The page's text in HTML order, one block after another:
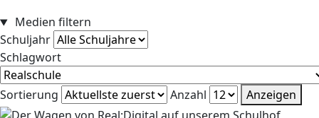
Medien filtern
Schuljahr
Schlagwort
Sortierung Anzahl Anzeigen